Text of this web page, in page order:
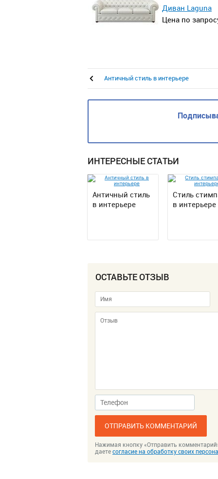
Диван Laguna
Цена по
Античный стиль в интерьере
ИНТЕРЕСНЫЕ СТАТЬИ
Античный стиль
в интерьере
Стиль
в интерьере
ОСТАВЬТЕ ОТЗЫВ
ОТПРАВИТЬ КОММЕНТАРИЙ
Нажимая кнопку «Отправить
даете согласие на обработку своих